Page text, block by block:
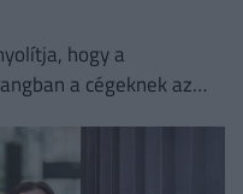
hogy a
a cégeknek az